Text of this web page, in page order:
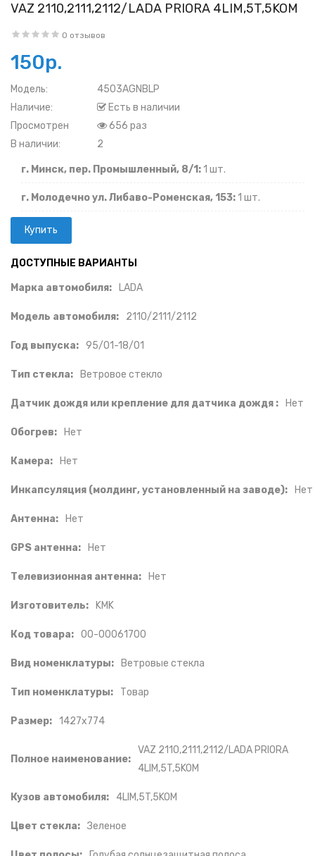
VAZ 2110,2111,2112/LADA PRIORA 4LIM,5T,5KOM
0 отзывов
150р.
Модель:
4503AGNBLP
Наличие:
Есть в наличии
Просмотрен
656 раз
В наличии:
2
г. Минск, пер. Промышленный, 8/1:1 шт.
г. Молодечно ул. Либаво-Роменская, 153:1 шт.
ДОСТУПНЫЕ ВАРИАНТЫ
Марка автомобиля: LADA
Модель автомобиля: 2110/2111/2112
Год выпуска: 95/01-18/01
Тип стекла: Ветровое стекло
Датчик дождя или крепление для датчика дождя : Нет
Обогрев: Нет
Камера: Нет
Инкапсуляция (молдинг, установленный на заводе): Нет
Антенна: Нет
GPS антенна: Нет
Телевизионная антенна: Нет
Изготовитель: KMK
Код товара: 00-00061700
Вид номенклатуры: Ветровые стекла
Тип номенклатуры: Товар
Размер: 1427x774
Полное наименование:
VAZ 2110,2111,2112/LADA PRIORA
4LIM,5T,5KOM
Кузов автомобиля: 4LIM,5T,5KOM
Цвет стекла: Зеленое